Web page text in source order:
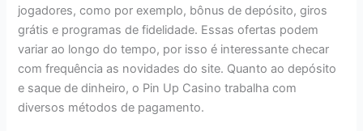
jogadores, como por exemplo, bônus de depósito, giros
grátis e programas de fidelidade. Essas ofertas podem
variar ao longo do tempo, por isso é interessante checar
com frequência as novidades do site. Quanto ao depósito
e saque de dinheiro, o Pin Up Casino trabalha com
diversos métodos de pagamento.